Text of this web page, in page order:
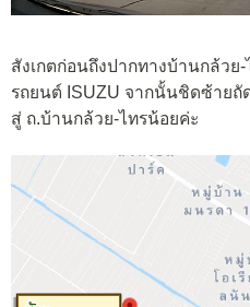
สังเกตก่อนถึงปากทางบ้านกล้วย
รถยนต์ ISUZU จากนั้นชิดซ้ายถั
สู่ ถ.บ้านกล้วย-ไทรน้อยค่ะ